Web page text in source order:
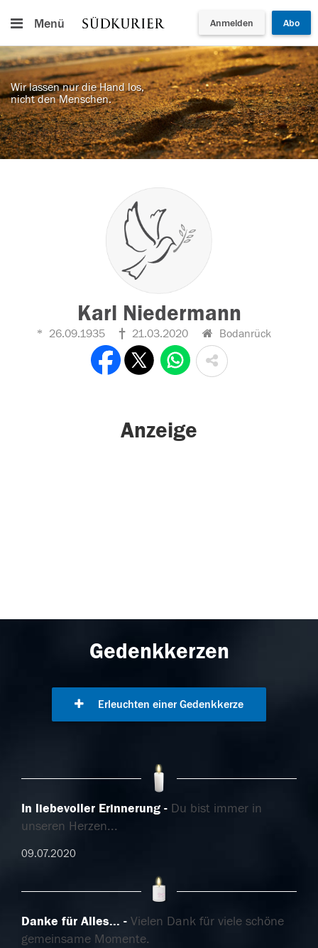
Menü Anmelden Abo
Wir lassen nur die Hand los,
nicht den Menschen.
Karl Niedermann
26.09.1935 21.03.2020 Bodanrück
Anzeige
Gedenkkerzen
Erleuchten einer Gedenkkerze
In liebevoller Erinnerung
Du bist immer in
unseren Herzen...
09.07.2020
Danke für Alles...
Vielen Dank für viele schöne
gemeinsame Momente.